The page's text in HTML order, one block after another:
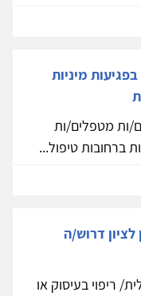
מיניות
ות מטפלים/ות
ברחובות טיפול...
לציון דרוש/ה
ריפוי בעיסוק או